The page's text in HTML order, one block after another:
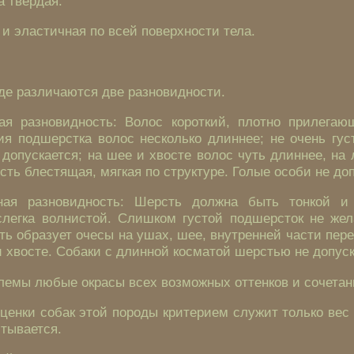
эластичная по всей поверхности тела.
различаются две разновидности.
разновидность: Волос короткий, плотно
подшерстка волос несколько длиннее; не очень
на шее и хвосте волос чуть длиннее,
блестящая, мягкая по структуре. Голые особи не
разновидность: Шерсть должна быть тонкой и
волнистой. Слишком густой подшерсток не
образует очесы на ушах, шее, внутренней части
хвосте. Собаки с длинной косматой шерстью не
любые окрасы всех возможных оттенков и
собак этой породы критерием служит только